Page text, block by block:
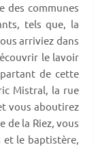
des communes
tels que, la
arriviez dans
le lavoir
de cette
Mistral, la rue
vous aboutirez
de la Riez, vous
et le baptistère,